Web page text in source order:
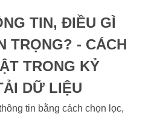
TIN, ĐIỀU GÌ
TRỌNG? - CÁCH
TRONG KỶ
DỮ LIỆU
tin bằng cách chọn lọc,